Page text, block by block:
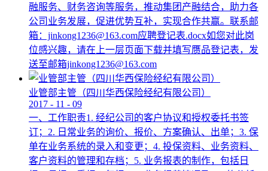
融服务、财务咨询等服务，推动集团产融结合，助力各
公司业务发展，促进优势互补，实现合作共赢。联系邮
箱：jinkong1236@163.com应聘登记表.docx如您对此岗
位感兴趣，请在上一层页面下载并填写赝品登记表，发
送至邮箱jinkong1236@163.com
业管部主管（四川华西保险经纪有限公司）
2017 - 11 - 09
一、工作职责1. 经纪公司的客户协议和授权委托书签
订；2. 日常业务的询价、报价、方案确认、出单；3. 保
单在业务系统的录入和变更；4. 投保资料、业务资料、
客户资料的管理和存档；5. 业务报表的制作，包括日